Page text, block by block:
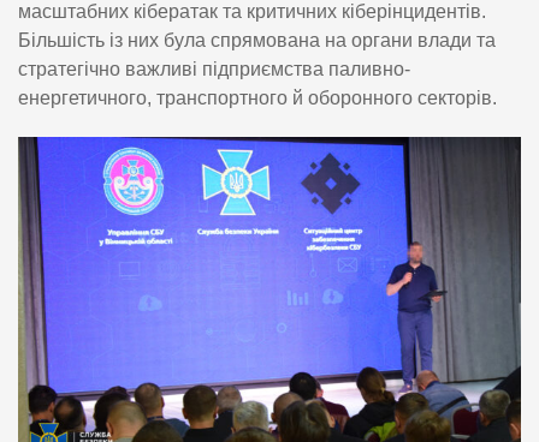
масштабних кібератак та критичних кіберінцидентів.
Більшість із них була спрямована на органи влади та
стратегічно важливі підприємства паливно-
енергетичного, транспортного й оборонного секторів.